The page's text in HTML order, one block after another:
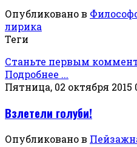
Опубликовано в
лирика
Теги
Станьте первым
Подробнее ...
Пятница, 02 октября 2015
Взлетели голуби!
Опубликовано в